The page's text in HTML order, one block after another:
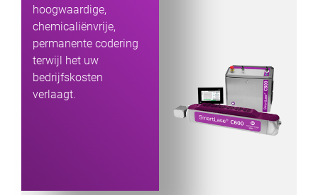
hoogwaardige,
chemicaliënvrije,
permanente codering
terwijl het uw
bedrijfskosten
verlaagt.